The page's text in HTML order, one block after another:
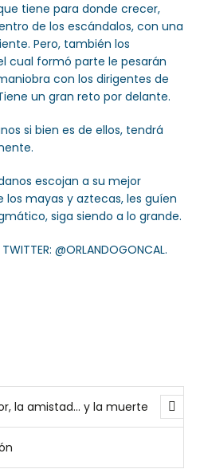
tiene para donde crecer,
de los escándalos, con una
Pero, también los
cual formó parte le pesarán
con los dirigentes de
un gran reto por delante.
si bien es de ellos, tendrá
escojan a su mejor
los mayas y aztecas, les guíen
siga siendo a lo grande.
@ORLANDOGONCAL.
la amistad… y la muerte